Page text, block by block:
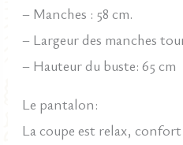
– Manches : 58 cm.
– Largeur des manches
– Hauteur du buste: 65 cm
Le pantalon:
La coupe est relax,